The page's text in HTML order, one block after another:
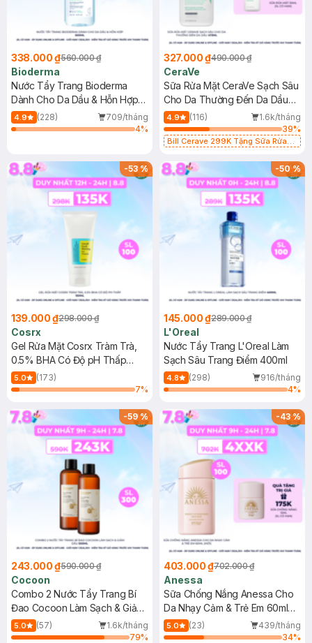
338.000 ₫560.000 ₫
Bioderma
Nước Tẩy Trang Bioderma
Dành Cho Da Dầu & Hỗn Hợp
500ml
4.9 (228)
709/tháng
4%
327.000 ₫490.000 ₫
CeraVe
Sữa Rửa Mặt CeraVe Sạch Sâu
Cho Da Thường Đến Da Dầu
473ml
4.9 (116)
1.6k/tháng
39%
Bill Cerave 299K Tặng Sữa Rửa
-53%
139.000 ₫298.000 ₫
Cosrx
Gel Rửa Mặt Cosrx Tràm Trà,
0.5% BHA Có Độ pH Thấp
150ml
5.0
(173)
7%
-50%
145.000 ₫289.000 ₫
L'Oreal
Nước Tẩy Trang L'Oreal Làm
Sạch Sâu Trang Điểm 400ml
4.8 (298)
916/tháng
4%
-59%
243.000 ₫590.000 ₫
Cocoon
Combo 2 Nước Tẩy Trang Bí
Đao Cocoon Làm Sạch & Giảm
Dầu 500ml
5.0 (57)
1.6k/tháng
79%
-43%
403.000 ₫702.000 ₫
Anessa
Sữa Chống Nắng Anessa Cho
Da Nhạy Cảm & Trẻ Em 60ml
(Mới)
5.0 (23)
439/tháng
34%